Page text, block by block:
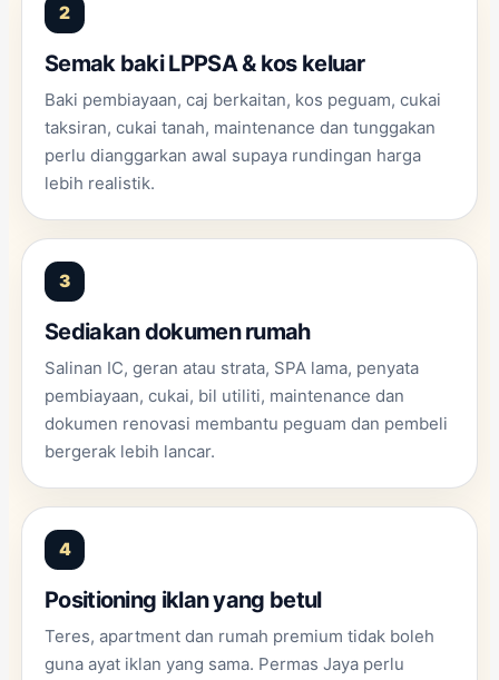
Semak baki LPPSA & kos keluar
Baki pembiayaan, caj berkaitan, kos peguam, cukai
taksiran, cukai tanah, maintenance dan tunggakan
perlu dianggarkan awal supaya rundingan harga
lebih realistik.
Sediakan dokumen rumah
Salinan IC, geran atau strata, SPA lama, penyata
pembiayaan, cukai, bil utiliti, maintenance dan
dokumen renovasi membantu peguam dan pembeli
bergerak lebih lancar.
Positioning iklan yang betul
Teres, apartment dan rumah premium tidak boleh
guna ayat iklan yang sama. Permas Jaya perlu